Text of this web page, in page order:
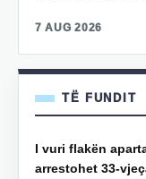
7 AUG 2026
TË FUNDIT
I vuri flakën
arrestohet 33-